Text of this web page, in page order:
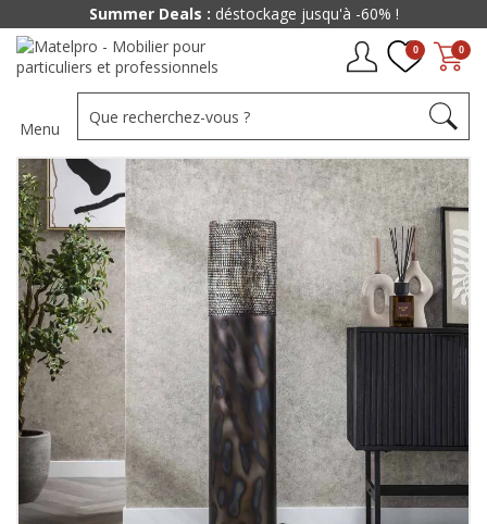
0
0
Menu
Summer Deals : déstockage jusqu'à -60% !